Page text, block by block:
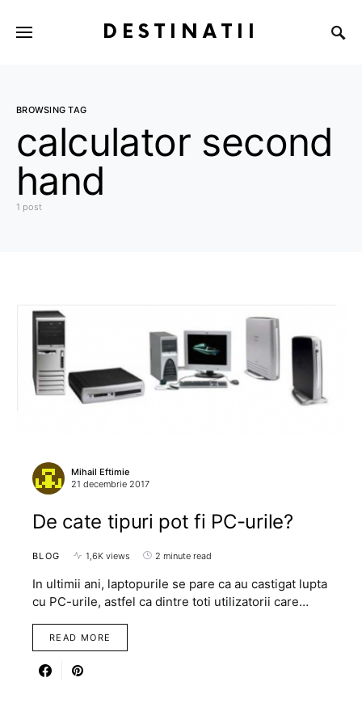
DESTINATII
BROWSING TAG
calculator second
hand
1 post
Mihail Eftimie
21 decembrie 2017
De cate tipuri pot fi PC-urile?
BLOG 1,6K views 2 minute read
In ultimii ani, laptopurile se pare ca au castigat lupta
cu PC-urile, astfel ca dintre toti utilizatorii care…
READ MORE